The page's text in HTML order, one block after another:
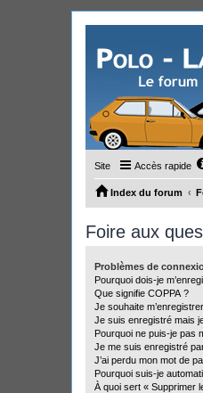
Site Accès rapide
Index du forum
Foire aux
Problèmes de
Pourquoi dois-je
Que signifie COPPA ?
Je souhaite
Je suis enregistré mais
Pourquoi ne puis-je pas
Je me suis enregistré
J’ai perdu mon mot de
Pourquoi suis-je
À quoi sert « Supprimer